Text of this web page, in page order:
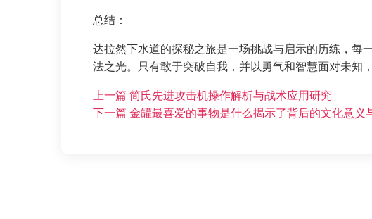
总结：
达拉然下水道的探秘之旅是一场挑战与启示的历练，每
法之光。只有敢于突破自我，并以勇气和智慧面对未知
上一篇 简氏先进攻击机操作解析与战术应用研究
下一篇 金罐最喜爱的事物是什么揭示了背后的文化意义